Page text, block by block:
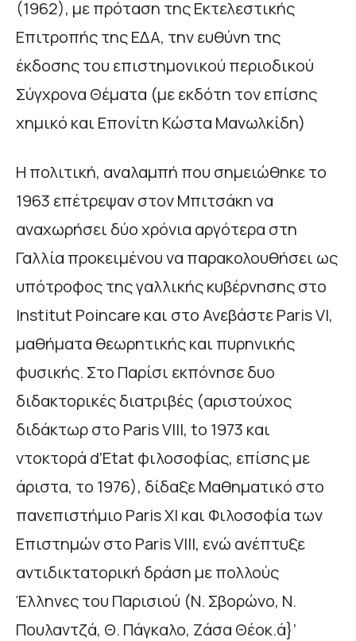
(1962), με πρόταση της Εκτελεστικής
Επιτροπής της ΕΔΑ, την ευθύνη της
έκδοσης του επιστημονικού περιοδικού
Σύγχρονα Θέματα (με εκδότη τον επίσης
χημικό και Επονίτη Κώστα Μανωλκίδη)
Η πολιτική, αναλαμπή που σημειώθηκε το
1963 επέτρεψαν στον Μπιτσάκη να
αναχωρήσει δύο χρόνια αργότερα στη
Γαλλία προκειμένου να παρακολουθήσει ως
υπότροφος της γαλλικής κυβέρνησης στο
Institut Poincare και στο Ανεβάστε Paris VI,
μαθήματα θεωρητικής και πυρηνικής
φυσικής. Στο Παρίσι εκπόνησε δυο
διδακτορικές διατριβές (αριστούχος
διδάκτωρ στο Paris VΙΙΙ, to 1973 και
ντοκτορά d’Etat φιλοσοφίας, επίσης με
άριστα, το 1976), δίδαξε Μαθηματικό στο
πανεπιστήμιο Paris XI και Φιλοσοφία των
Επιστημών στο Paris VΙΙΙ, ενώ ανέπτυξε
αντιδικτατορική δράση με πολλούς
Έλληνες του Παρισιού (Ν. Σβορώνο, Ν.
Πουλαντζά, Θ. Πάγκαλο, Ζάσα Θέοκ.ά}’